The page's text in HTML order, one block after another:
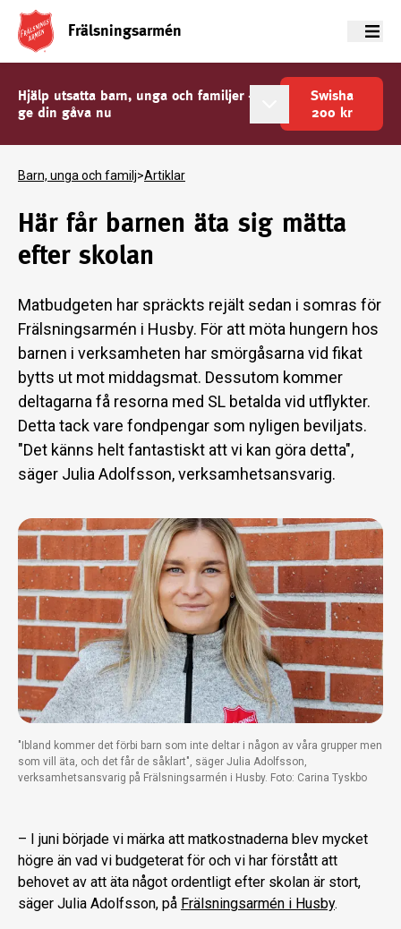
Frälsningsarmén Meny
Hjälp utsatta barn, unga och familjer -
ge din gåva nu
Swisha
200 kr
Barn, unga och familj>Artiklar
Här får barnen äta sig mätta
efter skolan
Matbudgeten har spräckts rejält sedan i somras för
Frälsningsarmén i Husby. För att möta hungern hos
barnen i verksamheten har smörgåsarna vid fikat
bytts ut mot middagsmat. Dessutom kommer
deltagarna få resorna med SL betalda vid utflykter.
Detta tack vare fondpengar som nyligen beviljats.
"Det känns helt fantastiskt att vi kan göra detta",
säger Julia Adolfsson, verksamhetsansvarig.
"Ibland kommer det förbi barn som inte deltar i någon av våra grupper men
som vill äta, och det får de såklart", säger Julia Adolfsson,
verksamhetsansvarig på Frälsningsarmén i Husby. Foto: Carina Tyskbo
– I juni började vi märka att matkostnaderna blev mycket
högre än vad vi budgeterat för och vi har förstått att
behovet av att äta något ordentligt efter skolan är stort,
säger Julia Adolfsson, på Frälsningsarmén i Husby.